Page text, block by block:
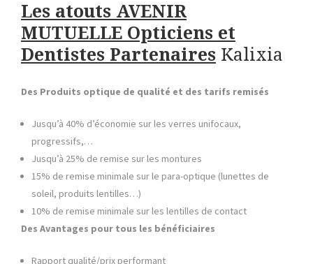
Les atouts AVENIR
MUTUELLE Opticiens et
Dentistes Partenaires Kalixia
Des Produits optique de qualité et des tarifs remisés
Jusqu’à 40% d’économie sur les verres unifocaux,
progressifs,…
Jusqu’à 25% de remise sur les montures
15% de remise minimale sur le para-optique (lunettes de
soleil, produits lentilles…)
10% de remise minimale sur les lentilles de contact
Des Avantages pour tous les bénéficiaires
Rapport qualité/prix performant